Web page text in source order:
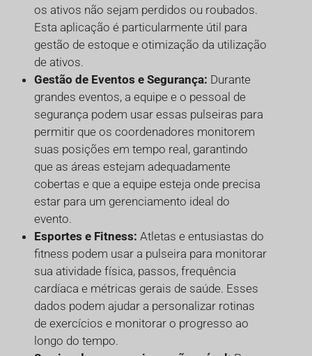
os ativos não sejam perdidos ou roubados.
Esta aplicação é particularmente útil para
gestão de estoque e otimização da utilização
de ativos.
Gestão de Eventos e Segurança: Durante
grandes eventos, a equipe e o pessoal de
segurança podem usar essas pulseiras para
permitir que os coordenadores monitorem
suas posições em tempo real, garantindo
que as áreas estejam adequadamente
cobertas e que a equipe esteja onde precisa
estar para um gerenciamento ideal do
evento.
Esportes e Fitness: Atletas e entusiastas do
fitness podem usar a pulseira para monitorar
sua atividade física, passos, frequência
cardíaca e métricas gerais de saúde. Esses
dados podem ajudar a personalizar rotinas
de exercícios e monitorar o progresso ao
longo do tempo.